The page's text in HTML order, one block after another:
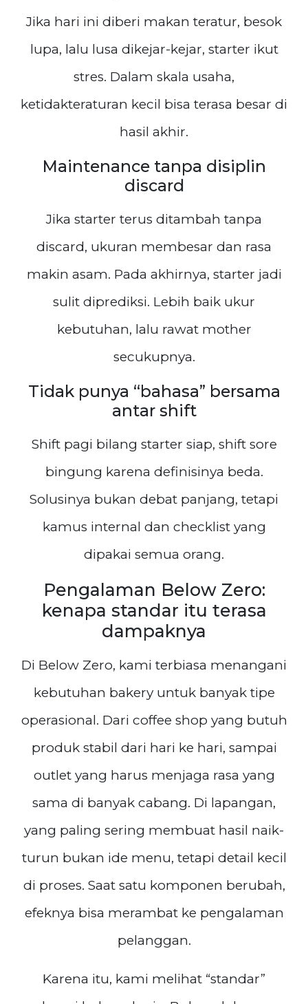
Jika hari ini diberi makan teratur, besok
lupa, lalu lusa dikejar-kejar, starter ikut
stres. Dalam skala usaha,
ketidakteraturan kecil bisa terasa besar di
hasil akhir.
Maintenance tanpa disiplin
discard
Jika starter terus ditambah tanpa
discard, ukuran membesar dan rasa
makin asam. Pada akhirnya, starter jadi
sulit diprediksi. Lebih baik ukur
kebutuhan, lalu rawat mother
secukupnya.
Tidak punya “bahasa” bersama
antar shift
Shift pagi bilang starter siap, shift sore
bingung karena definisinya beda.
Solusinya bukan debat panjang, tetapi
kamus internal dan checklist yang
dipakai semua orang.
Pengalaman Below Zero:
kenapa standar itu terasa
dampaknya
Di Below Zero, kami terbiasa menangani
kebutuhan bakery untuk banyak tipe
operasional. Dari coffee shop yang butuh
produk stabil dari hari ke hari, sampai
outlet yang harus menjaga rasa yang
sama di banyak cabang. Di lapangan,
yang paling sering membuat hasil naik-
turun bukan ide menu, tetapi detail kecil
di proses. Saat satu komponen berubah,
efeknya bisa merambat ke pengalaman
pelanggan.
Karena itu, kami melihat “standar”